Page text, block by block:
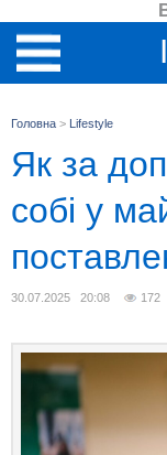
Головна > Lifestyle
Як за
собі у
30.07.2025 20:08 172